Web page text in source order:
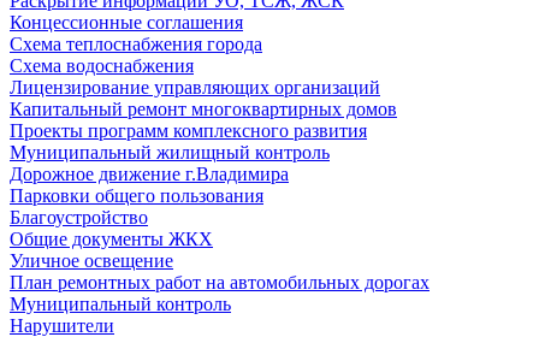
Концессионные соглашения
Схема теплоснабжения города
Схема водоснабжения
Лицензирование управляющих организаций
Капитальный ремонт многоквартирных домов
Проекты программ комплексного развития
Муниципальный жилищный контроль
Дорожное движение г.Владимира
Парковки общего пользования
Благоустройство
Общие документы ЖКХ
Уличное освещение
План ремонтных работ на автомобильных дорогах
Муниципальный контроль
Нарушители